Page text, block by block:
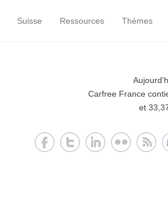
Suisse Ressources Thèmes
Carfree France
et